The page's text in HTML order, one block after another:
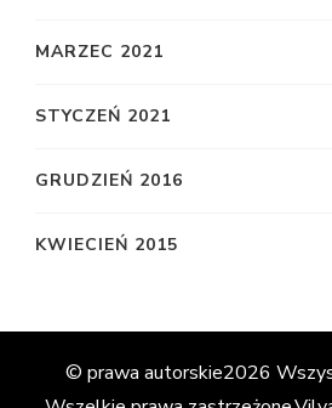
MARZEC 2021
STYCZEŃ 2021
GRUDZIEŃ 2016
KWIECIEŃ 2015
© prawa autorskie2026